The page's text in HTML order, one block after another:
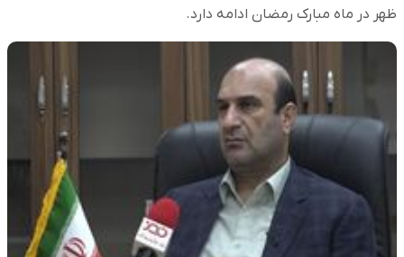
ظهر در ماه مبارک رمضان ادامه دارد.